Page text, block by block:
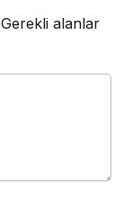
Gerekli alanlar